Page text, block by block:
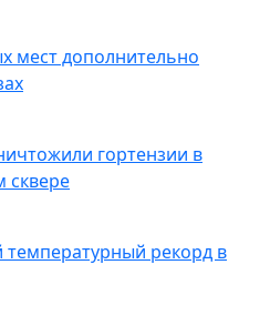
мест дополнительно
гортензии в
сквере
рекорд в